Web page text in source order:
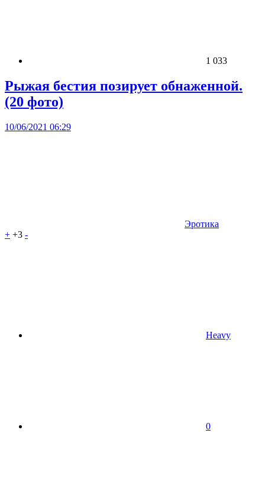
1 033
Рыжая бестия позирует обнаженной.
(20 фото)
10/06/2021 06:29
Эротика
+ +3 -
Heavy
0